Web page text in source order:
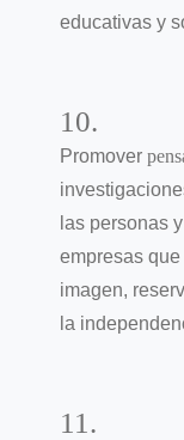
educativas y
10.
Promover
las personas
empresas
imagen,
la
11.